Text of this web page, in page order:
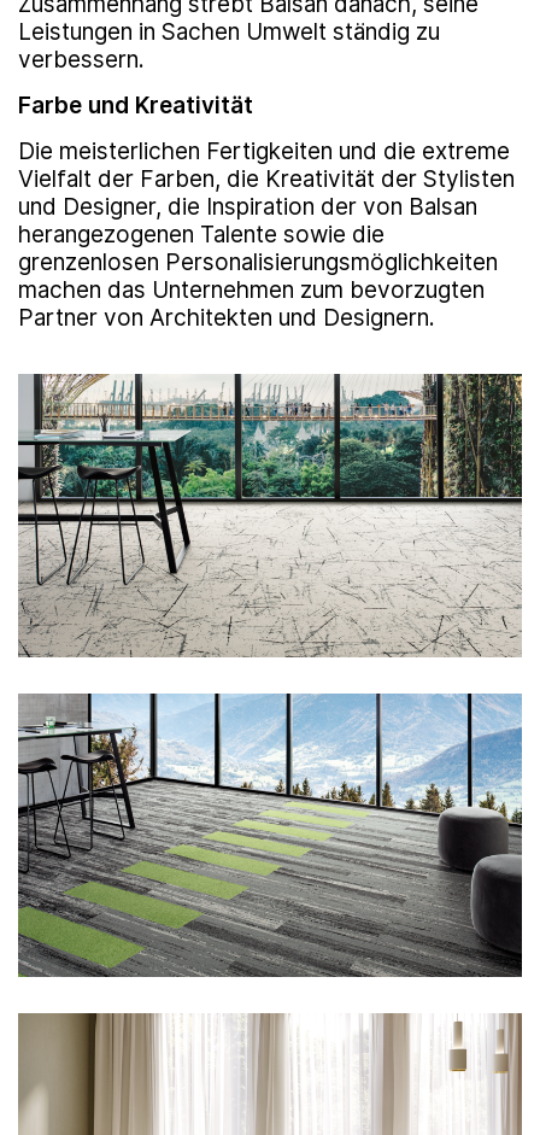
Leistungen in Sachen Umwelt ständig zu
verbessern.
Farbe und Kreativität
Die meisterlichen Fertigkeiten und die extreme
Vielfalt der Farben, die Kreativität der Stylisten
und Designer, die Inspiration der von Balsan
herangezogenen Talente sowie die
grenzenlosen Personalisierungsmöglichkeiten
machen das Unternehmen zum bevorzugten
Partner von Architekten und Designern.